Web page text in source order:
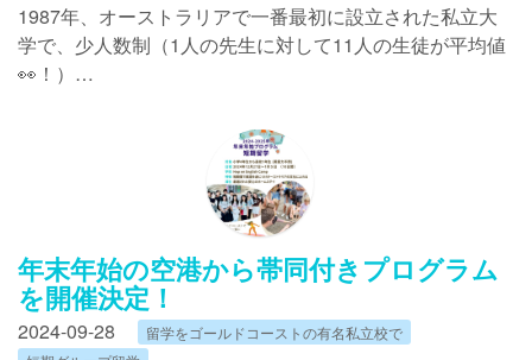
1987年、オーストラリアで一番最初に設立された私立大
学で、少人数制（1人の先生に対して11人の生徒が平均値
👀！）…
年末年始の空港から帯同付きプログラム
を開催決定！
2024-09-28
留学をゴールドコーストの有名私立校で